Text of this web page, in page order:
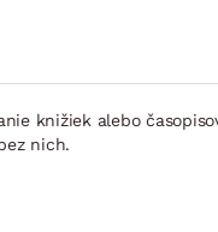
knižiek alebo
nich.